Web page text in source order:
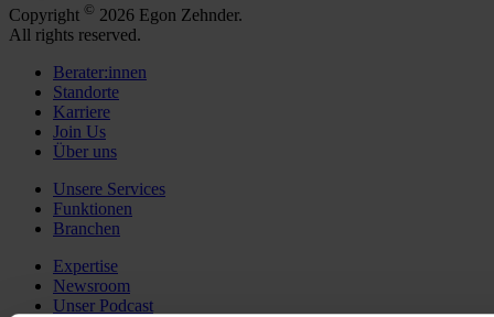
Copyright © 2026 Egon Zehnder.
All rights reserved.
Berater:innen
Standorte
Karriere
Join Us
Über uns
Unsere Services
Funktionen
Branchen
Expertise
Newsroom
Unser Podcast